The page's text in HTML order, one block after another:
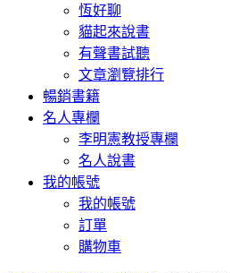
恆好聊
貓起來說書
有聲書試聽
文章瀏覽排行
暢銷書籍
名人專欄
李明憲教授專欄
名人說書
我的帳號
我的帳號
訂單
購物車